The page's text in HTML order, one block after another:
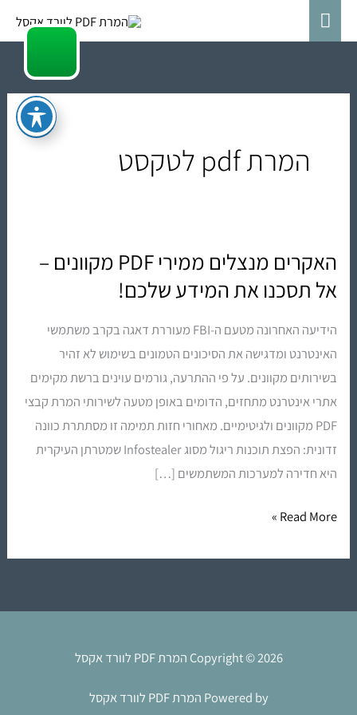
תפריט
המרת pdf לטקסט
האקרים מנצלים ממירי PDF מקוונים –
אל תסכנו את המידע שלכם!
הידיעה האחרונה מטעם ה-FBI מעוררת דאגה בקרב משתמשי
האינטרנט ומדגישה את הסיכונים הטמונים בשימוש לא זהיר
בשירותים מקוונים. על פי ההתרעה, גורמים עוינים ברשת מקימים
אתרי אינטרנט מתחזים, הדומים באופן מטעה לשירותי המרת קבצי
PDF מקוונים ולגיטימיים. מאחורי חזות תמימה זו מסתתרת כוונה
זדונית: הפצת תוכנות ריגול מסוג Infostealer שמטרתן העיקרית
היא חדירה למערכות המשתמשים […]
האקרים
מנצלים
PDF
מקוונים
–
אל
תסכנו
את
המידע
Read More »
Copyright © 2026 המרת PDF לוורד אקסל
Powered by המרת PDF לוורד אקסל